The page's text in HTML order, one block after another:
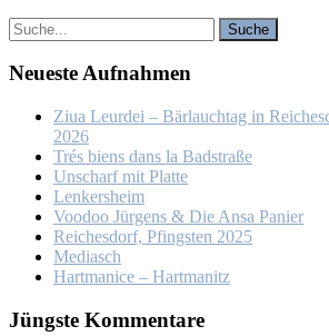
Neu­es­te Auf­nah­men
Ziua Leur­dei – Bär­lauch­tag in
2026
Trés biens dans la Bad­stra­ße
Un­scharf mit Plat­te
Len­kers­heim
Voo­doo Jür­gens & Die An­sa Pa­nier
Rei­ches­dorf, Pfings­ten 2025
Me­dia­sch
Hart­ma­nice – Hart­ma­nitz
Jüngs­te Kom­men­ta­re